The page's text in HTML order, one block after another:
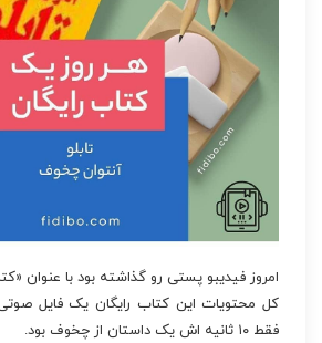
امروز فیدیبو پستی رو گذاشته بود با عنوان
فقط ۱۰ ثانیه اش یک داستان از چخوف بود.